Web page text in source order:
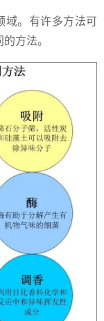
域。有许多方法可
方法。